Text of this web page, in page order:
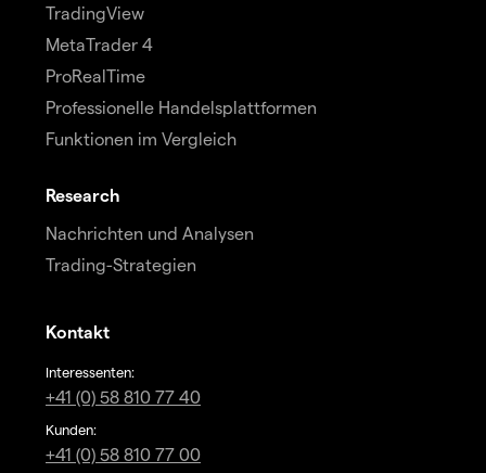
TradingView
MetaTrader 4
ProRealTime
Professionelle Handelsplattformen
Funktionen im Vergleich
Research
Nachrichten und Analysen
Trading-Strategien
Kontakt
Interessenten:
+41 (0) 58 810 77 40
Kunden:
+41 (0) 58 810 77 00